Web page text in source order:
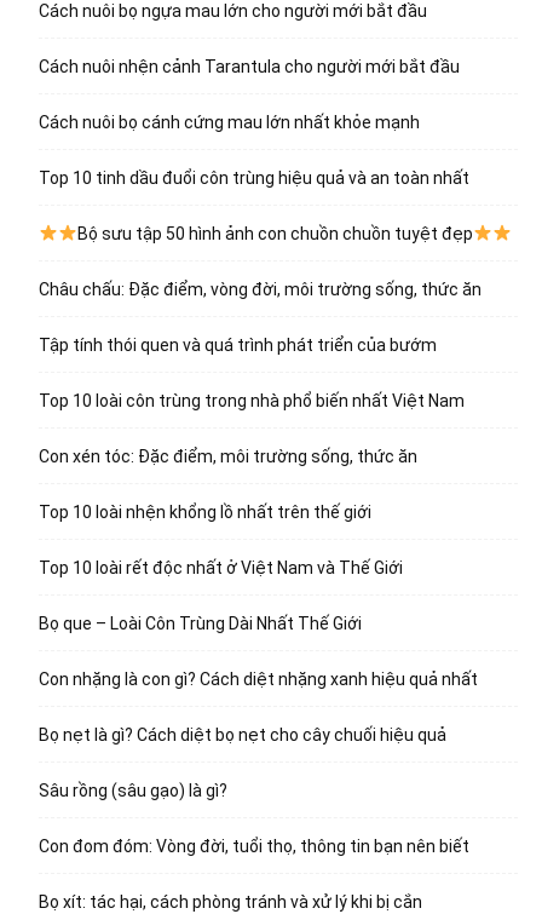
Cách nuôi bọ ngựa mau lớn cho người mới bắt đầu
Cách nuôi nhện cảnh Tarantula cho người mới bắt đầu
Cách nuôi bọ cánh cứng mau lớn nhất khỏe mạnh
Top 10 tinh dầu đuổi côn trùng hiệu quả và an toàn nhất
Bộ sưu tập 50 hình ảnh con chuồn chuồn tuyệt đẹp
Châu chấu: Đặc điểm, vòng đời, môi trường sống, thức ăn
Tập tính thói quen và quá trình phát triển của bướm
Top 10 loài côn trùng trong nhà phổ biến nhất Việt Nam
Con xén tóc: Đặc điểm, môi trường sống, thức ăn
Top 10 loài nhện khổng lồ nhất trên thế giới
Top 10 loài rết độc nhất ở Việt Nam và Thế Giới
Bọ que – Loài Côn Trùng Dài Nhất Thế Giới
Con nhặng là con gì? Cách diệt nhặng xanh hiệu quả nhất
Bọ nẹt là gì? Cách diệt bọ nẹt cho cây chuối hiệu quả
Sâu rồng (sâu gạo) là gì?
Con đom đóm: Vòng đời, tuổi thọ, thông tin bạn nên biết
Bọ xít: tác hại, cách phòng tránh và xử lý khi bị cắn